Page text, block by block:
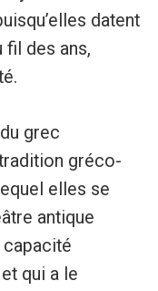
datent
fil des ans,
grec
gréco-
elles se
antique
capacité
qui a le